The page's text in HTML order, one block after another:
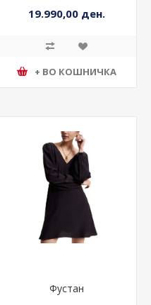
19.990,00 ден.
+ ВО КОШНИЧКА
Фустан